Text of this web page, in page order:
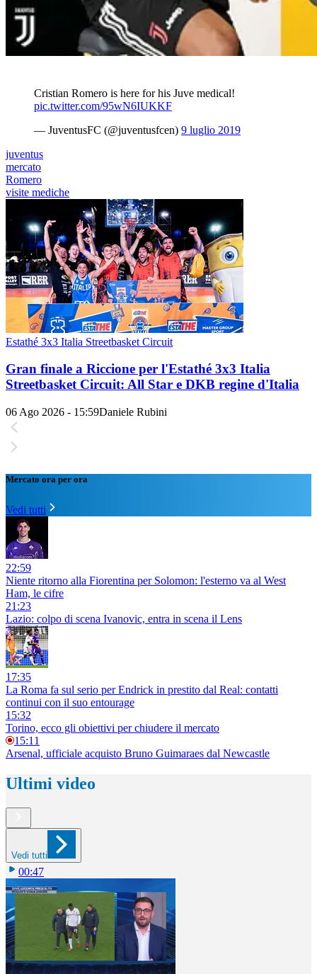
Cristian Romero is here for his Juve medical!
pic.twitter.com/95wN6IUKKF
— JuventusFC (@juventusfcen) 9 luglio 2019
juventus
mercato
Romero
visite mediche
Estathé 3x3 Italia Streetbasket Circuit
Gran finale a Riccione per l'Estathé 3x3 Italia
Streetbasket Circuit: All Star e DKB regine d'Italia
06 Ago 2026 - 15:59Daniele Rubini
Mercato ora per ora
Vedi tutti
22:59
Niente ritorno alla Fiorentina per Solomon: l'esterno va al West
Ham, le cifre
21:23
Lazio: colpo di scena Ivanovic, entra in scena il Lens
17:35
La Roma fa sul serio per Endrick in prestito dal Real: contatti
continui con il suo entourage
15:32
Torino, ecco gli obiettivi per chiudere il mercato
15:11
Arsenal, ufficiale acquisto Bruno Guimaraes dal Newcastle
Ultimi video
Vedi tutti
00:47